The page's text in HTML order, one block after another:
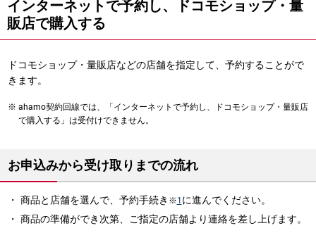
インターネットで予約し、ドコモショップ・量
販店で購入する
ドコモショップ・量販店などの店舗を指定して、予約することがで
きます。
ahamo契約回線では、「インターネットで予約し、ドコモショップ・量販店
で購入する」は受付けできません。
お申込みから受け取りまでの流れ
商品と店舗を選んで、予約手続き ※1 に進んでください。
商品の準備ができ次第、ご指定の店舗より連絡を差し上げます。